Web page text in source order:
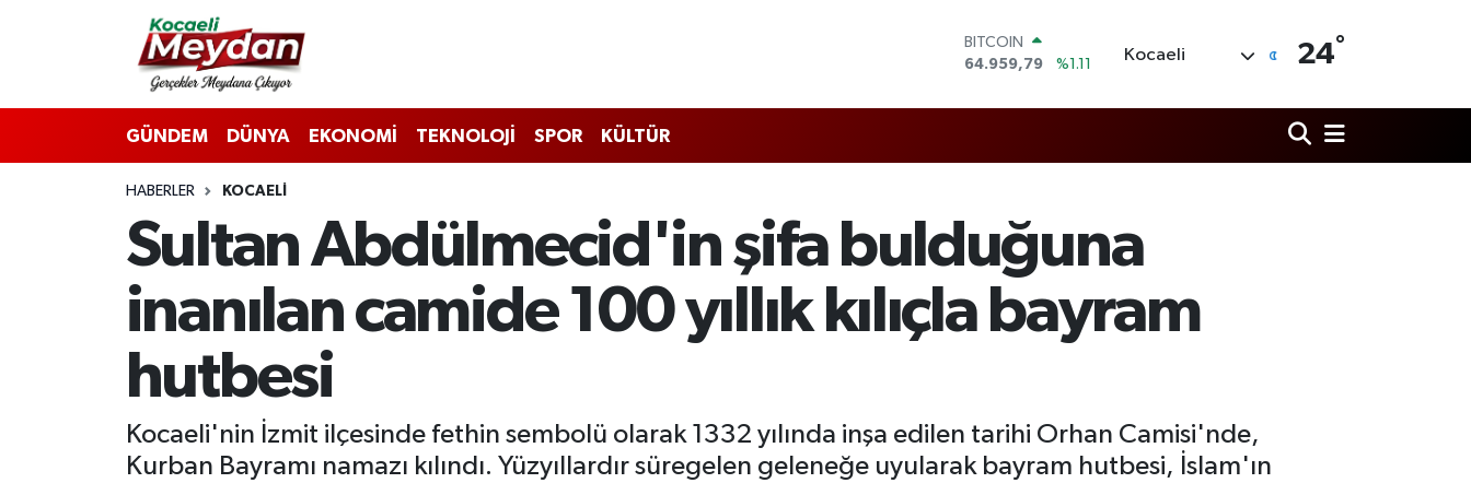
DOLAR
47,7436
%0.18
55,2510
%0.32
BİST100
13.779
%-14
BITCOIN
64.959,79
Kocaeli 24°
GÜNDEM DÜNYA EKONOMİ TEKNOLOJİ SPOR KÜLTÜR
HABERLER KOCAELI
Sultan Abdülmecid'in şifa bulduğuna
inanılan camide 100 yıllık kılıçla bayram
hutbesi
Kocaeli'nin İzmit ilçesinde fethin sembolü olarak 1332 yılında inşa edilen tarihi Orhan Camisi'nde,
Kurban Bayramı namazı kılındı. Yüzyıllardır süregelen geleneğe uyularak bayram hutbesi, İslam'ın
Nöbetçi Eczaneler
Hava Durumu
Trafik Durumu
Süper Lig Puan Durumu ve Fikstür
Tüm Manşetler
Son Dakika Haberleri